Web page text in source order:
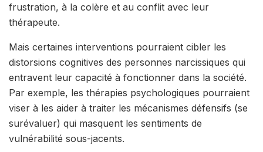
frustration, à la colère et au conflit avec leur
thérapeute.
Mais certaines interventions pourraient cibler les
distorsions cognitives des personnes narcissiques qui
entravent leur capacité à fonctionner dans la société.
Par exemple, les thérapies psychologiques pourraient
viser à les aider à traiter les mécanismes défensifs (se
surévaluer) qui masquent les sentiments de
vulnérabilité sous-jacents.